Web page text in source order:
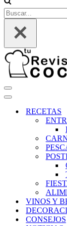
Buscar...
Menú
de
Menú
navegaciónRECETAS
VINOS Y
CONSEJOS